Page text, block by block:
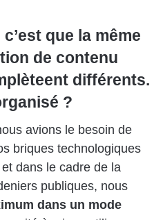
que la même
de contenu
différents.
?
avions le besoin de
briques technologiques
dans le cadre de la
publiques, nous
dans un mode